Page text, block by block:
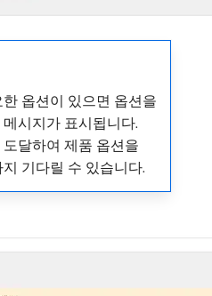
옵션이 있으면 옵션을
시지가 표시됩니다.
달하여 제품 옵션을
기다릴 수 있습니다.